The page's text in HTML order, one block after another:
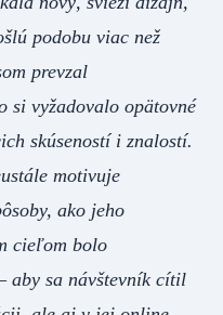
podobu viac než
prevzal
si vyžadovalo opätovné
skúseností i znalostí.
motivuje
ako jeho
cieľom bolo
aby sa návštevník cítil